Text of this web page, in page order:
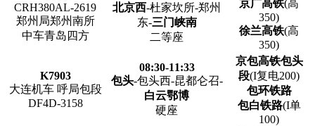
CRH380AL-2619
郑州局郑州南所
中车青岛四方
北京西-杜家坎所-郑州
东-三门峡南
二等座
京广高铁(高
350)
徐兰高铁(高
350)
K7903
大连机车 呼局包段
DF4D-3158
08:30-11:33
包头-包头西-昆都仑召-
白云鄂博
硬座
京包高铁包头
段(I复电200)
包环铁路
包白铁路(I单
100)